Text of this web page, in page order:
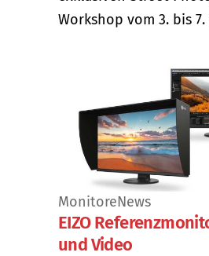
Workshop vom 3. bis 7.
MonitoreNews
EIZO
und Video